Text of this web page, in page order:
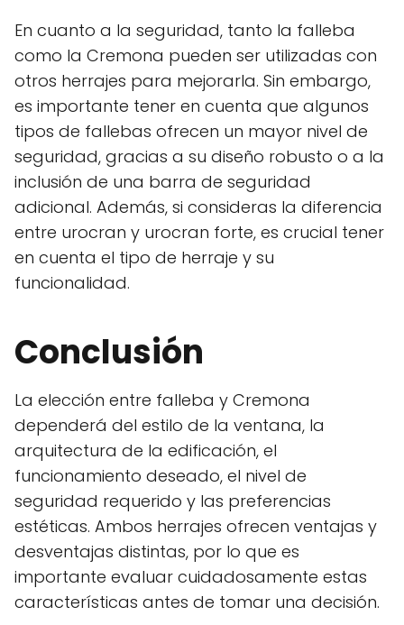
En cuanto a la seguridad, tanto la falleba
como la Cremona pueden ser utilizadas con
otros herrajes para mejorarla. Sin embargo,
es importante tener en cuenta que algunos
tipos de fallebas ofrecen un mayor nivel de
seguridad, gracias a su diseño robusto o a la
inclusión de una barra de seguridad
adicional. Además, si consideras la diferencia
entre urocran y urocran forte, es crucial tener
en cuenta el tipo de herraje y su
funcionalidad.
Conclusión
La elección entre falleba y Cremona
dependerá del estilo de la ventana, la
arquitectura de la edificación, el
funcionamiento deseado, el nivel de
seguridad requerido y las preferencias
estéticas. Ambos herrajes ofrecen ventajas y
desventajas distintas, por lo que es
importante evaluar cuidadosamente estas
características antes de tomar una decisión.